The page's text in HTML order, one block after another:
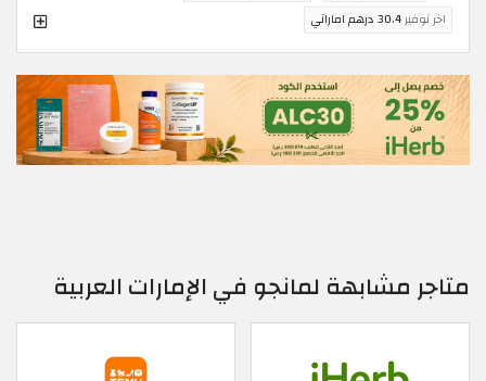
اخر توفير30.4 درهم اماراتي
متاجر مشابهة لمانجو في الإمارات العربية